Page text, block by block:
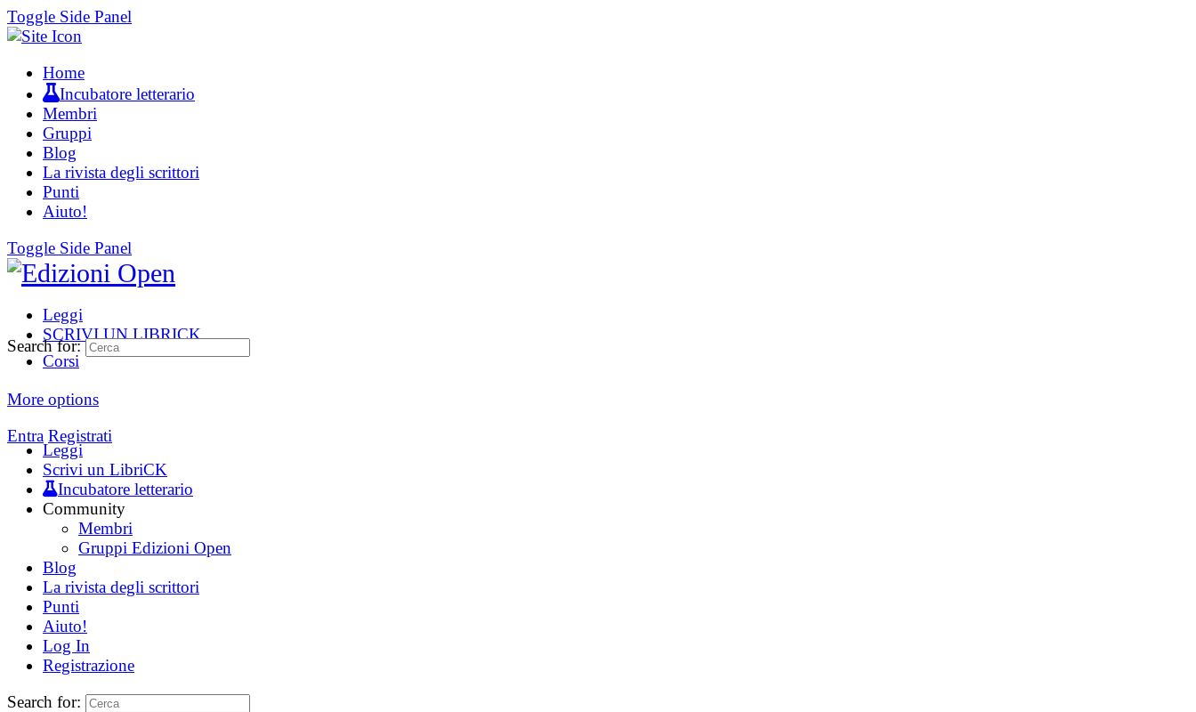
Toggle Side Panel
Home
Incubatore letterario
Membri
Gruppi
Blog
La rivista degli scrittori
Punti
Aiuto!
Toggle Side Panel
Leggi
SCRIVI UN LIBRICK
Corsi
More options
Entra Registrati
Search for:
Leggi
Scrivi un LibriCK
Incubatore letterario
Community
Membri
Gruppi Edizioni Open
Blog
La rivista degli scrittori
Punti
Aiuto!
Log In
Registrazione
Search for: